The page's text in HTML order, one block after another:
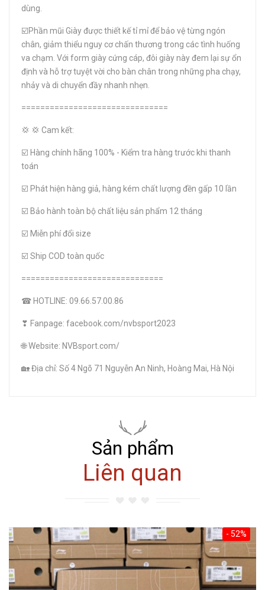
dùng.
☑️Phần mũi Giày được thiết kế tỉ mỉ để bảo vệ từng ngón
chân, giảm thiểu nguy cơ chấn thương trong các tình huống
va chạm. Với form giày cứng cáp, đôi giày này đem lại sự ổn
định và hỗ trợ tuyệt vời cho bàn chân trong những pha chạy,
nhảy và di chuyển đầy nhanh nhẹn.
===============================
💢 💢 Cam kết:
☑️ Hàng chính hãng 100% - Kiểm tra hàng trước khi thanh
toán
☑️ Phát hiện hàng giả, hàng kém chất lượng đền gấp 10 lần
☑️ Bảo hành toàn bộ chất liệu sản phẩm 12 tháng
☑️ Miễn phí đổi size
☑️ Ship COD toàn quốc
==============================
☎ HOTLINE: 09.66.57.00.86
❣ Fanpage: facebook.com/nvbsport2023
🌐 Website: NVBsport.com/
🏡 Địa chỉ: Số 4 Ngõ 71 Nguyễn An Ninh, Hoàng Mai, Hà Nội
Sản phẩm
Liên quan
- 52%